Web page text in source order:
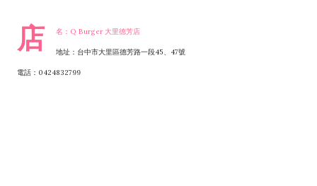
店 名：Q Burger 大里德芳店
地址：台中市大里區德芳路一段45、47號
電話：0424832799